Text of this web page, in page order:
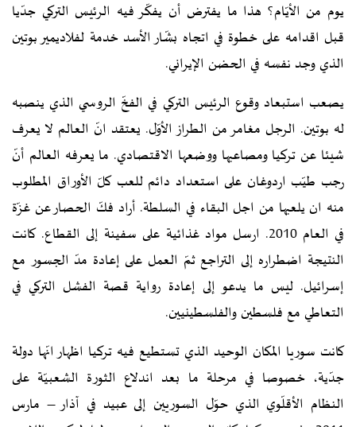
يوم من الأيّام؟ هذا ما يفترض أن يفكّر فيه الرئيس التركي جدّيا
قبل اقدامه على خطوة في اتجاه بشّار الأسد خدمة لفلاديمير بوتين
الذي وجد نفسه في الحضن الإيراني.
يصعب استبعاد وقوع الرئيس التركي في الفخّ الروسي الذي ينصبه
له بوتين. الرجل مغامر من الطراز الأوّل. يعتقد انّ العالم لا يعرف
شيئا عن تركيا ومصاعبها ووضعها الاقتصادي. ما يعرفه العالم أنّ
رجب طيّب اردوغان على استعداد دائم للعب كلّ الأوراق المطلوب
منه ان يلعبها من اجل البقاء في السلطة. أراد فكّ الحصار عن غزّة
في العام 2010. ارسل مواد غذائية على سفينة إلى القطاع. كانت
النتيجة اضطراره إلى التراجع ثمّ العمل على إعادة مدّ الجسور مع
إسرائيل. ليس ما يدعو إلى إعادة رواية قصة الفشل التركي في
التعاطي مع فلسطين والفلسطينيين.
كانت سوريا المكان الوحيد الذي تستطيع فيه تركيا اظهار انّها دولة
جدّية، خصوصا في مرحلة ما بعد اندلاع الثورة الشعبيّة على
النظام الأقلّوي الذي حوّل السوريين إلى عبيد في آذار – مارس